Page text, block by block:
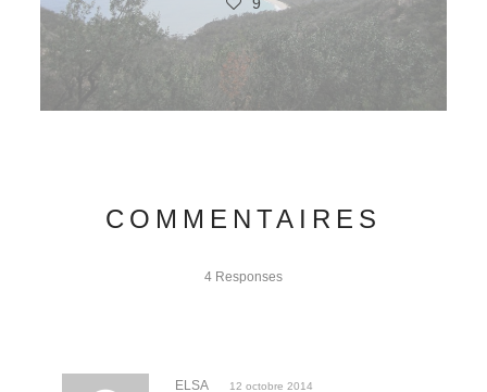
COMMENTAIRES
4 Responses
12 octobre 2014
ELSA